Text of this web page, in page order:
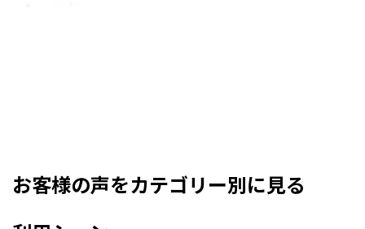
お客様の声をカテゴリー別に見る